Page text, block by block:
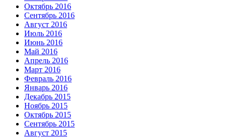
Октябрь 2016
Сентябрь 2016
Август 2016
Июль 2016
Июнь 2016
Май 2016
Апрель 2016
Март 2016
Февраль 2016
Январь 2016
Декабрь 2015
Ноябрь 2015
Октябрь 2015
Сентябрь 2015
Август 2015